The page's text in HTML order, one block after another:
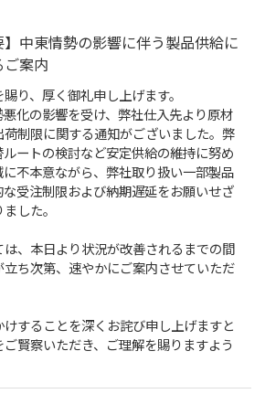
】中東情勢の影響に伴う製品供給に
ご案内
り、厚く御礼申し上げます。
化の影響を受け、弊社仕入先より原材
制限に関する通知がございました。弊
ートの検討など安定供給の維持に努め
不本意ながら、弊社取り扱い一部製品
受注制限および納期遅延をお願いせざ
した。
、本日より状況が改善されるまでの間
立ち次第、速やかにご案内させていただ
することを深くお詫び申し上げますと
賢察いただき、ご理解を賜りますよう